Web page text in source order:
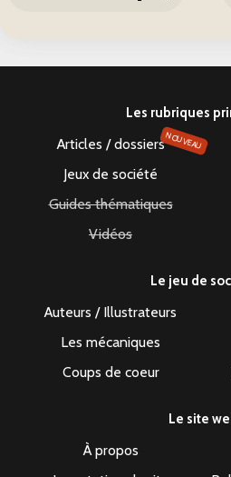
Les rubriques
Articles / dossiersNOUVEAU
Jeux de société
Guides thématiques
Vidéos
Le jeu de
Auteurs / Illustrateurs
Les mécaniques
Coups de coeur
Le site
À propos